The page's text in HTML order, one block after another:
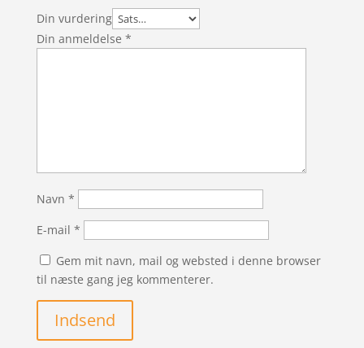
Din vurdering
Din anmeldelse *
Navn *
E-mail *
Gem mit navn, mail og websted i denne browser
til næste gang jeg kommenterer.
Indsend